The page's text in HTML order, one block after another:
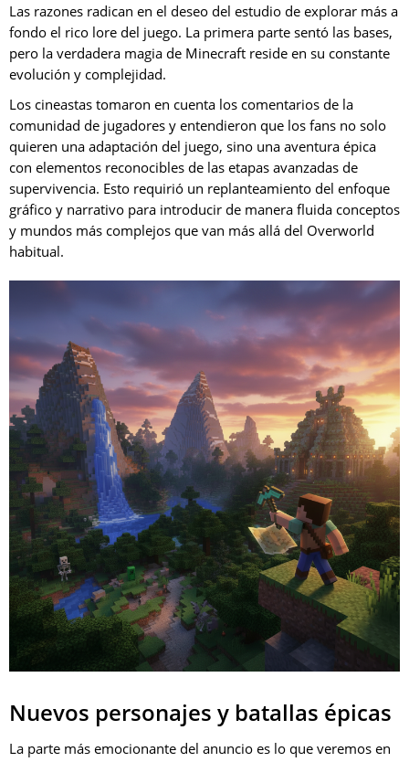
Las razones radican en el deseo del estudio de explorar más a
fondo el rico lore del juego. La primera parte sentó las bases,
pero la verdadera magia de Minecraft reside en su constante
evolución y complejidad.
Los cineastas tomaron en cuenta los comentarios de la
comunidad de jugadores y entendieron que los fans no solo
quieren una adaptación del juego, sino una aventura épica
con elementos reconocibles de las etapas avanzadas de
supervivencia. Esto requirió un replanteamiento del enfoque
gráfico y narrativo para introducir de manera fluida conceptos
y mundos más complejos que van más allá del Overworld
habitual.
Nuevos personajes y batallas épicas
La parte más emocionante del anuncio es lo que veremos en